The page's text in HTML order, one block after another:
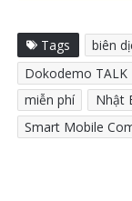
Tags biên
Dokodemo TALK
miễn phí
Nhật
Smart Mobile